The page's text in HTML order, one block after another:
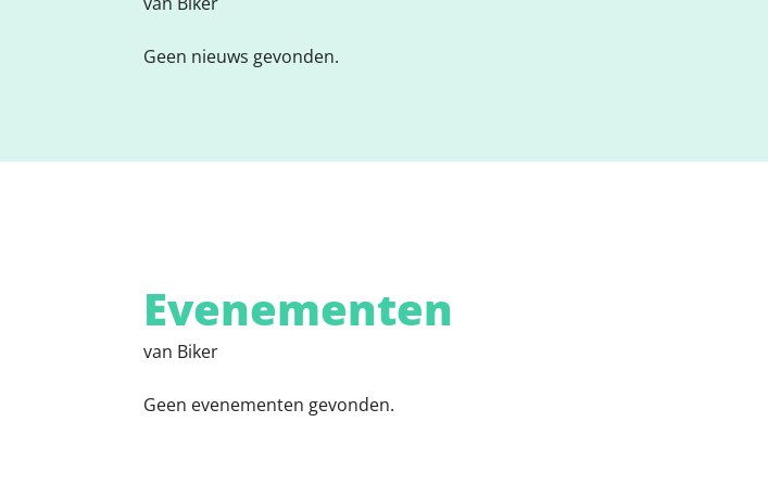
Geen nieuws gevonden.
Evenementen
van Biker
Geen evenementen gevonden.